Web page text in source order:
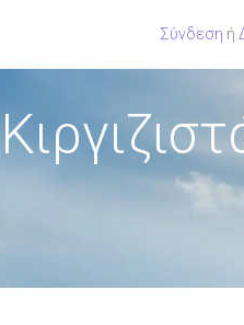
Σύνδεση ή